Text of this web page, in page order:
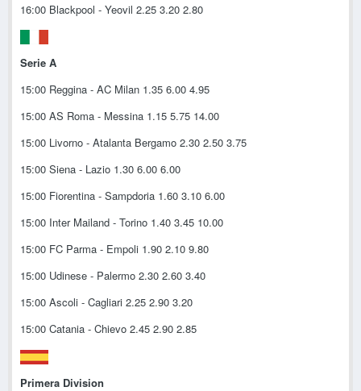
16:00 Blackpool - Yeovil 2.25 3.20 2.80
Serie A
15:00 Reggina - AC Milan 1.35 6.00 4.95
15:00 AS Roma - Messina 1.15 5.75 14.00
15:00 Livorno - Atalanta Bergamo 2.30 2.50 3.75
15:00 Siena - Lazio 1.30 6.00 6.00
15:00 Fiorentina - Sampdoria 1.60 3.10 6.00
15:00 Inter Mailand - Torino 1.40 3.45 10.00
15:00 FC Parma - Empoli 1.90 2.10 9.80
15:00 Udinese - Palermo 2.30 2.60 3.40
15:00 Ascoli - Cagliari 2.25 2.90 3.20
15:00 Catania - Chievo 2.45 2.90 2.85
Primera Division